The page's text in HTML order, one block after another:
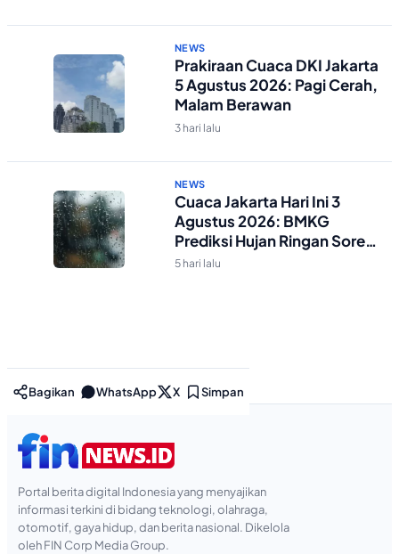
NEWS
Prakiraan Cuaca DKI Jakarta
5 Agustus 2026: Pagi Cerah,
Malam Berawan
3 hari lalu
NEWS
Cuaca Jakarta Hari Ini 3
Agustus 2026: BMKG
Prediksi Hujan Ringan Sore-
Malam
5 hari lalu
Bagikan WhatsApp X Simpan
Portal berita digital Indonesia yang menyajikan
informasi terkini di bidang teknologi, olahraga,
otomotif, gaya hidup, dan berita nasional. Dikelola
oleh FIN Corp Media Group.